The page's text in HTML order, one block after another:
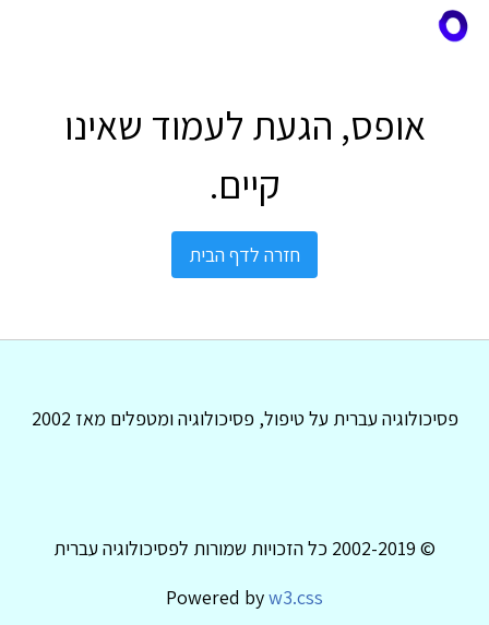
אופס, הגעת לעמוד שאינו
קיים.
חזרה לדף הבית
פסיכולוגיה עברית על טיפול, פסיכולוגיה ומטפלים מאז 2002
© 2002-2019 כל הזכויות שמורות לפסיכולוגיה עברית
Powered byw3.css